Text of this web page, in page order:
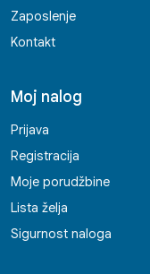
Zaposlenje
Kontakt
Moj nalog
Prijava
Registracija
Moje porudžbine
Lista želja
Sigurnost naloga